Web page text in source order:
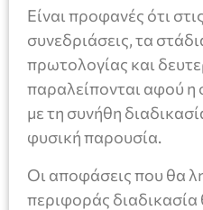
Είναι προφανές ότι
συνεδριάσεις, τα
πρωτολογίας και
παραλείπονται αφού η
με τη συνήθη
φυσική παρουσία.
Οι αποφάσεις που θα
περιφοράς